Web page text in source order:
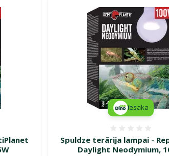
Spuldze terārija lampai -
Daylight Neodymium,
iesaka